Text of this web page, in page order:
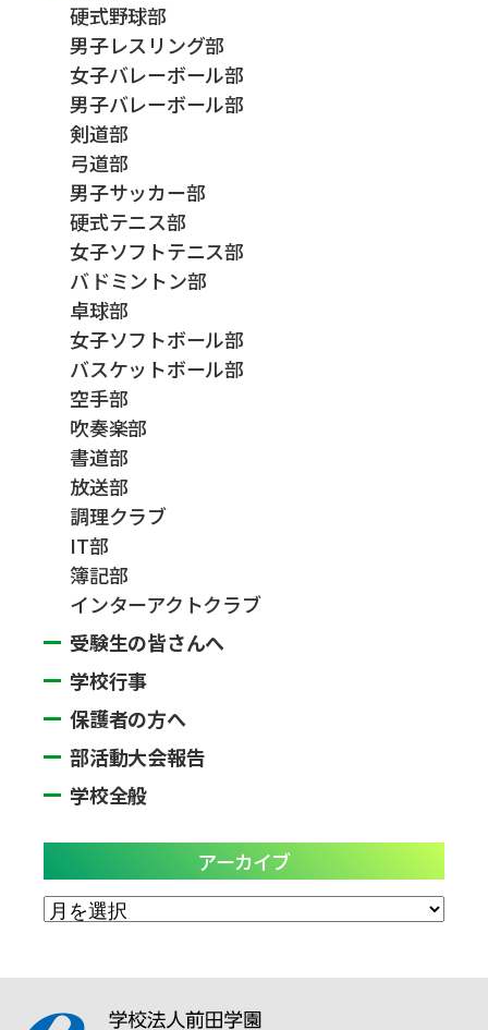
硬式野球部
男子レスリング部
女子バレーボール部
男子バレーボール部
剣道部
弓道部
男子サッカー部
硬式テニス部
女子ソフトテニス部
バドミントン部
卓球部
女子ソフトボール部
バスケットボール部
空手部
吹奏楽部
書道部
放送部
調理クラブ
IT部
簿記部
インターアクトクラブ
受験生の皆さんへ
学校行事
保護者の方へ
部活動大会報告
学校全般
アーカイブ
ア
ブ